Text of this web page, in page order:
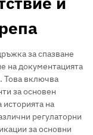
за спазване
на документацията
Това включва
за основен
историята на
регулаторни
за основни